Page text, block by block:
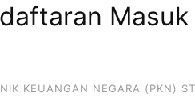
KEUANGAN NEGARA (PKN)